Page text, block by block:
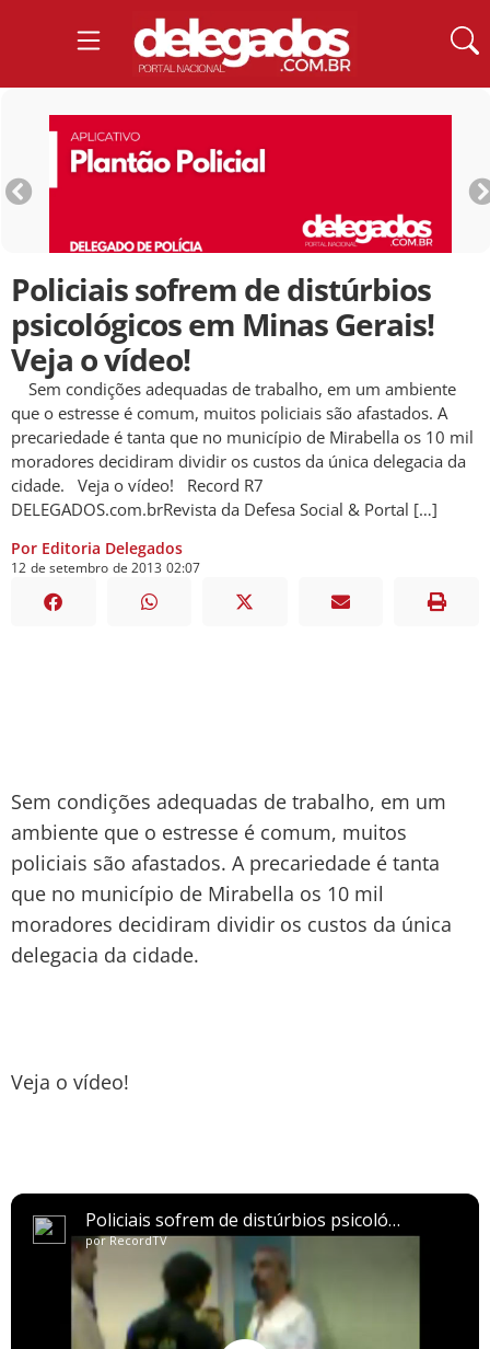
Policiais sofrem de distúrbios
psicológicos em Minas Gerais!
Veja o vídeo!
Sem condições adequadas de trabalho, em um ambiente
que o estresse é comum, muitos policiais são afastados. A
precariedade é tanta que no município de Mirabella os 10 mil
moradores decidiram dividir os custos da única delegacia da
cidade. Veja o vídeo! Record R7
DELEGADOS.com.brRevista da Defesa Social & Portal […]
Por Editoria Delegados
12 de setembro de 2013 02:07
Sem condições adequadas de trabalho, em um
ambiente que o estresse é comum, muitos
policiais são afastados. A precariedade é tanta
que no município de Mirabella os 10 mil
moradores decidiram dividir os custos da única
delegacia da cidade.
Veja o vídeo!